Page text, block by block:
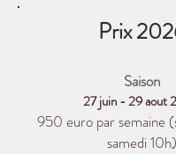
Prix 2
Saison
27 juin - 29 aout
950 euro par semaine
samedi 10h)